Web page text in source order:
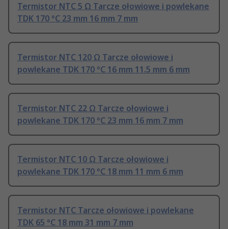
Termistor NTC 5 Ω Tarcze ołowiowe i powlekane
TDK 170 °C 23 mm 16 mm 7 mm
Termistor NTC 120 Ω Tarcze ołowiowe i
powlekane TDK 170 °C 16 mm 11.5 mm 6 mm
Termistor NTC 22 Ω Tarcze ołowiowe i
powlekane TDK 170 °C 23 mm 16 mm 7 mm
Termistor NTC 10 Ω Tarcze ołowiowe i
powlekane TDK 170 °C 18 mm 11 mm 6 mm
Termistor NTC Tarcze ołowiowe i powlekane
TDK 65 °C 18 mm 31 mm 7 mm